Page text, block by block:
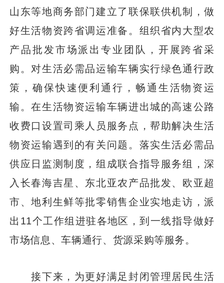
山东等地商务部门建立了联保联供机制，做
好生活物资跨省调运准备。组织省内大型农
产品批发市场派出专业团队，开展跨省采
购。对生活必需品运输车辆实行绿色通行政
策，确保快速便利通行，畅通生活物资运
输。在生活物资运输车辆进出城的高速公路
收费口设置司乘人员服务点，帮助解决生活
物资运输遇到的有关问题。落实生活必需品
供应日监测制度，组成联合指导服务组，深
入长春海吉星、东北亚农产品批发、欧亚超
市、地利生鲜等批零销售企业实地走访，派
出11个工作组进驻各地区，到一线指导做好
市场信息、车辆通行、货源采购等服务。
接下来，为更好满足封闭管理居民生活